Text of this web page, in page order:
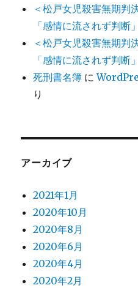
＜松戸女児殺害無期
「感情に流されず判断」
＜松戸女児殺害無期
「感情に流されず判断」
死刑書名簿 に
り
アーカイブ
2021年1月
2020年10月
2020年8月
2020年6月
2020年4月
2020年2月